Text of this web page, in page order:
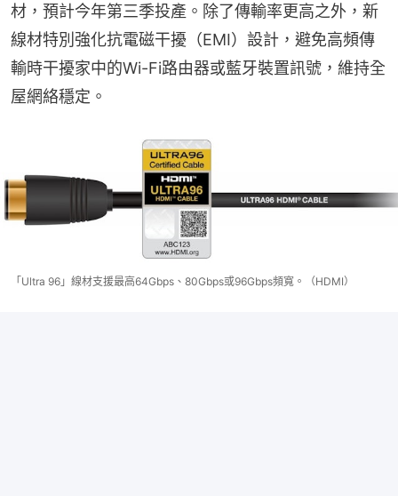
材，預計今年第三季投產。除了傳輸率更高之外，新
線材特別強化抗電磁干擾（EMI）設計，避免高頻傳
輸時干擾家中的Wi-Fi路由器或藍牙裝置訊號，維持全
屋網絡穩定。
「Ultra 96」線材支援最高64Gbps、80Gbps或96Gbps頻寬。（HDMI）